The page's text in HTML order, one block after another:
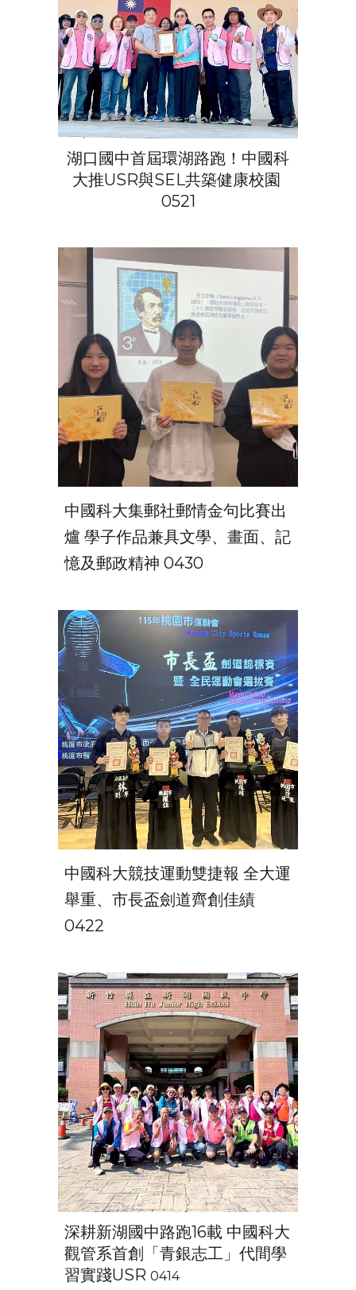
湖口國中首屆環湖路跑！中國科
大推USR與SEL共築健康校園
0521
中國科大集郵社郵情金句比賽出
爐 學子作品兼具文學、畫面、記
憶及郵政精神 0430
中國科大競技運動雙捷報 全大運
舉重、市長盃劍道齊創佳績
0422
深耕新湖國中路跑16載 中國科大
觀管系首創「青銀志工」代間學
習實踐USR0414